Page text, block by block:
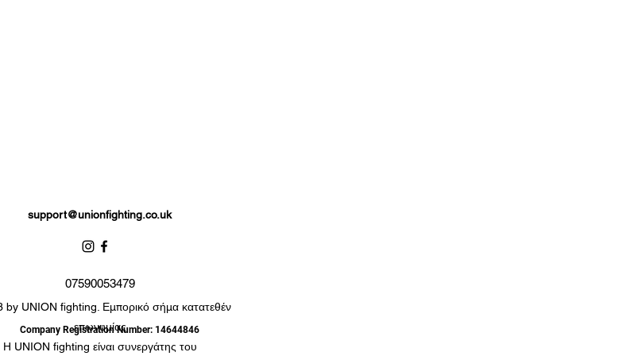
support@unionfighting.co.uk
07590053479
by UNION fighting. Εμπορικό σήμα κατατεθέν
επωνυμίας
Η UNION fighting είναι συνεργάτης του
Company Registration Number: 14644846